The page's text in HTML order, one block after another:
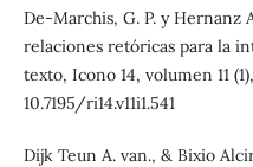
De-Marchis, G. P. y Hernanz
relaciones retóricas para la
texto, Icono 14, volumen 11
10.7195/ri14.v11i1.541
Dijk Teun A. van., & Bixio